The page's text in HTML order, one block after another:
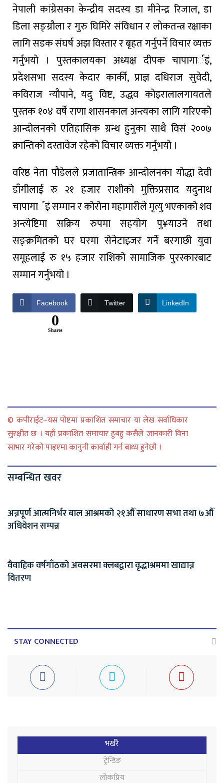
नेपाली कांग्रेसका केन्द्रीय सदस्य डा मीनेन्द्र रिजाल, डा
डिला सङ्ग्रौला र गुरु घिमिरे संविधान र लोकतन्त्र रक्षाका
लागि सडक संघर्ष अझ विस्तार र बृहत गर्नुपर्ने विचार व्यक्त
गर्नुभयो । पुस्तकालयका अध्यक्ष दीपक चापागार्इं,
प्रदेशसभा सदस्य केदार कार्की, प्राज्ञ दधिराज सुवेदी,
कविराज न्यौपाने, यदु विष्ट, उद्धव कोइरालालगायतले
पुस्तक १०४ वर्षे राणा शासनकाल अन्त्यका लागि गरिएकोे
आन्दोलनको एतिहासिक ग्रन्थ हुनुका साथै विसं २००७
क्रान्तिको दस्तावेज रहेको विचार व्यक्त गर्नुभयो ।
वरिष्ठ नेता पौडेलले प्रजातान्त्रिक आन्दोलनका योद्धा देवी
डाँगीलाई रु २१ हजार राशीको मुक्तिप्रसाद यदुनाथ
चापागार्इं सम्मान र कोरोना महामारीले मृत्यु भएकाको शव
अन्त्येष्टिमा सक्रिय रुपमा सहयोग पु¥याउने तथा
सङ्क्रमितको घर घरमा सेनेटाइजर गर्ने बरगाछी युवा
समूहलाई रु १५ हजार राशिको सामाजिक पुरस्कारबाट
सम्मान गर्नुभयो ।
Facebook Twitter LinkedIn
0
Shares
© कपीराईट–यस पोष्टमा प्रकाशित समाचार या लेख सर्वाधिकार
सुरक्षीत छ । यहाँ प्रकाशित समाचार हुबहु कसैले जानकारी विना
साभार गरेको पाइएमा कानुनी कार्वाही गर्न बाध्य हुनेछौ ।
सम्बन्धित खवर
अन्नपूर्ण आत्मनिर्भर बाल आश्रमको २१औँ साधारण सभा तथा ७औँ
अधिवेशन सम्पन्न
वैवाहिक वर्षगाँठको अवसरमा क्लबद्वारा वृद्धाश्रममा खाद्यान्न
वितरण
STAY CONNECTED
भर्खरै
ट्रेन्डिङ
लोकप्रिय